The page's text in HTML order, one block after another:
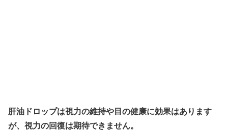
肝油ドロップは視力の維持や目の健康に効果はあります
が、視力の回復は期待できません。